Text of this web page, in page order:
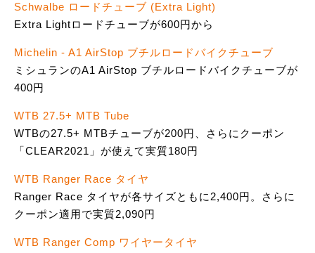
Schwalbe ロードチューブ (Extra Light)
Extra Lightロードチューブが600円から
Michelin - A1 AirStop ブチルロードバイクチューブ
ミシュランのA1 AirStop ブチルロードバイクチューブが
400円
WTB 27.5+ MTB Tube
WTBの27.5+ MTBチューブが200円、さらにクーポン
「CLEAR2021」が使えて実質180円
WTB Ranger Race タイヤ
Ranger Race タイヤが各サイズともに2,400円。さらに
クーポン適用で実質2,090円
WTB Ranger Comp ワイヤータイヤ